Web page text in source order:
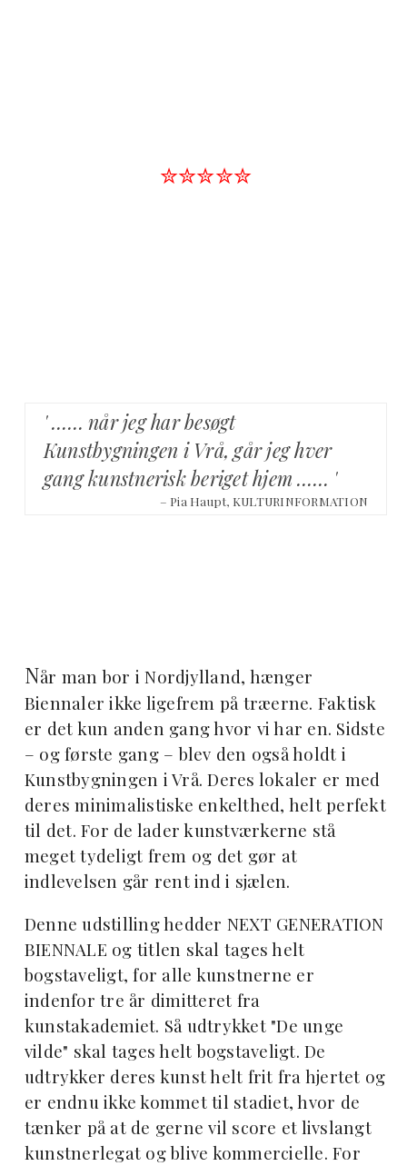
✮✮✮✮✮
' …… når jeg har besøgt
Kunstbygningen i Vrå, går jeg hver
gang kunstnerisk beriget hjem …… '
– Pia Haupt, KULTURINFORMATION
Når man bor i Nordjylland, hænger
Biennaler ikke ligefrem på træerne. Faktisk
er det kun anden gang hvor vi har en. Sidste
– og første gang – blev den også holdt i
Kunstbygningen i Vrå. Deres lokaler er med
deres minimalistiske enkelthed, helt perfekt
til det. For de lader kunstværkerne stå
meget tydeligt frem og det gør at
indlevelsen går rent ind i sjælen.
Denne udstilling hedder NEXT GENERATION
BIENNALE og titlen skal tages helt
bogstaveligt, for alle kunstnerne er
indenfor tre år dimitteret fra
kunstakademiet. Så udtrykket "De unge
vilde" skal tages helt bogstaveligt. De
udtrykker deres kunst helt frit fra hjertet og
er endnu ikke kommet til stadiet, hvor de
tænker på at de gerne vil score et livslangt
kunstnerlegat og blive kommercielle. For